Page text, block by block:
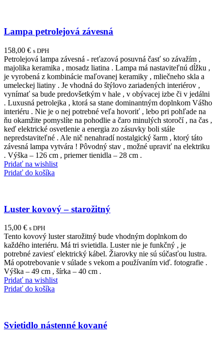
Lampa petrolejová závesná
158,00 € s DPH
Petrolejová lampa závesná - reťazová posuvná časť so závažím ,
majolika keramika , mosadz liatina . Lampa má nastaviteľnú dĺžku ,
je vyrobená z kombinácie maľovanej keramiky , mliečneho skla a
umeleckej liatiny . Je vhodná do štýlovo zariadených interiérov ,
vynímať sa bude predovšetkým v hale , v obývacej izbe či v jedálni
. Luxusná petrolejka , ktorá sa stane dominantným doplnkom Vášho
interiéru . Nie je o nej potrebné veľa hovoriť , lebo pri pohľade na
ňu okamžite pomyslíte na pohodlie a čaro minulých storočí , na čas ,
keď elektrické osvetlenie a energia zo zásuvky boli stále
nepredstaviteľné . Ale nič nenahradí nostalgický šarm , ktorý táto
závesná lampa vytvára ! Pôvodný stav , možné upraviť na elektriku
. Výška – 126 cm , priemer tienidla – 28 cm .
Pridať na wishlist
Pridať do košíka
Luster kovový – starožitný
15,00 € s DPH
Tento kovový luster starožitný bude vhodným doplnkom do
každého interiéru. Má tri svietidla. Luster nie je funkčný , je
potrebné zaviesť elektrický kábel. Žiarovky nie sú súčasťou lustra.
Má opotrebovanie v súlade s vekom a používaním viď. fotografie .
Výška – 49 cm , šírka – 40 cm .
Pridať na wishlist
Pridať do košíka
Svietidlo nástenné kované